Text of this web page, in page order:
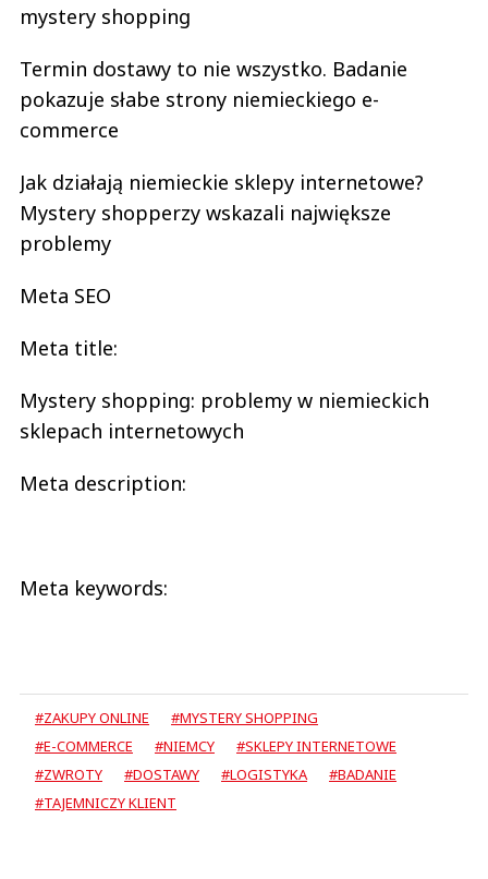
mystery shopping
Termin dostawy to nie wszystko. Badanie
pokazuje słabe strony niemieckiego e-
commerce
Jak działają niemieckie sklepy internetowe?
Mystery shopperzy wskazali największe
problemy
Meta SEO
Meta title:
Mystery shopping: problemy w niemieckich
sklepach internetowych
Meta description:
Meta keywords:
#ZAKUPY ONLINE
#MYSTERY SHOPPING
#E-COMMERCE
#NIEMCY
#SKLEPY INTERNETOWE
#ZWROTY
#DOSTAWY #LOGISTYKA
#BADANIE
#TAJEMNICZY KLIENT